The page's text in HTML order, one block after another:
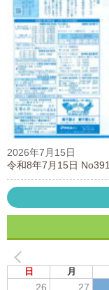
2026年7月15日
令和8年7月15日
日 月
26 27